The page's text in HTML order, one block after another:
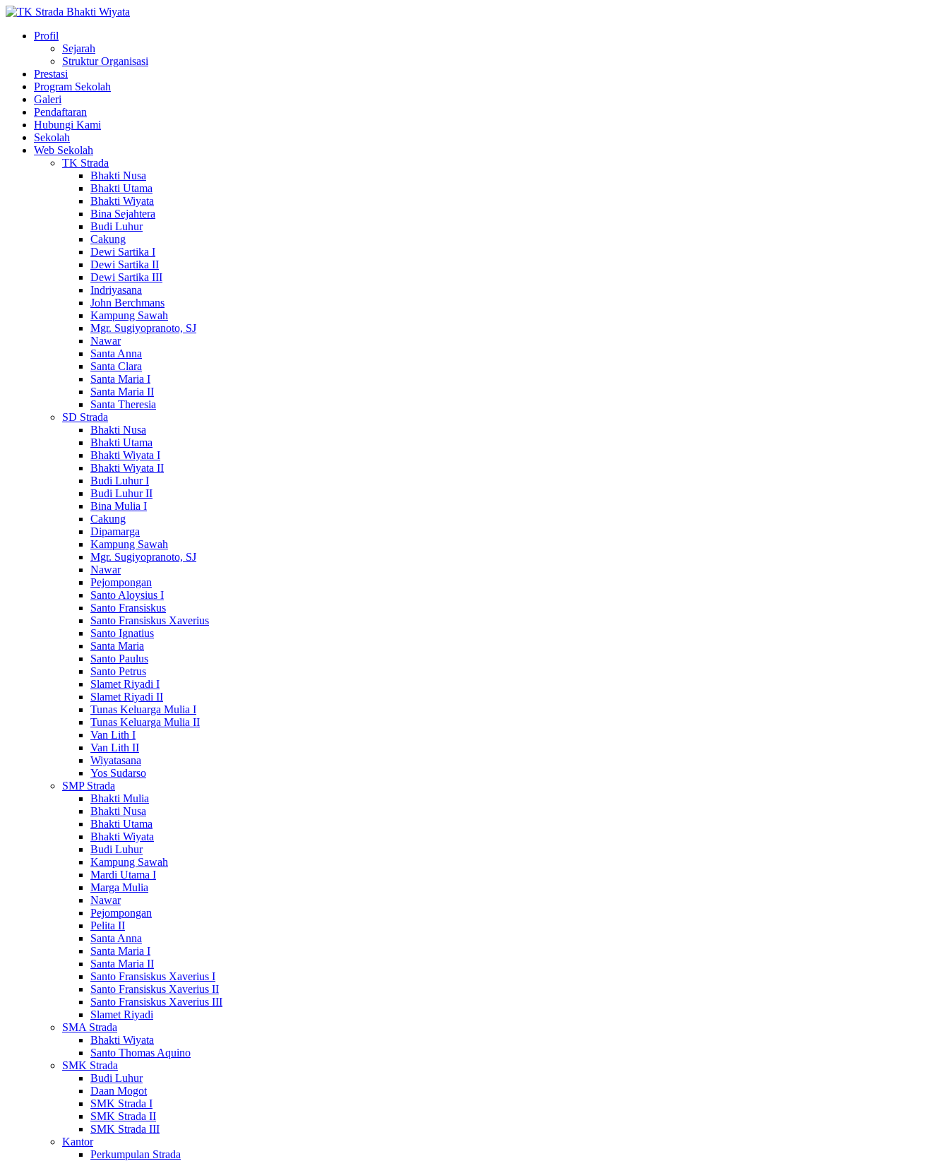
Profil
Sejarah
Struktur Organisasi
Prestasi
Program Sekolah
Galeri
Pendaftaran
Hubungi Kami
Sekolah
Web Sekolah
TK Strada
Bhakti Nusa
Bhakti Utama
Bhakti Wiyata
Bina Sejahtera
Budi Luhur
Cakung
Dewi Sartika I
Dewi Sartika II
Dewi Sartika III
Indriyasana
John Berchmans
Kampung Sawah
Mgr. Sugiyopranoto, SJ
Nawar
Santa Anna
Santa Clara
Santa Maria I
Santa Maria II
Santa Theresia
SD Strada
Bhakti Nusa
Bhakti Utama
Bhakti Wiyata I
Bhakti Wiyata II
Budi Luhur I
Budi Luhur II
Bina Mulia I
Cakung
Dipamarga
Kampung Sawah
Mgr. Sugiyopranoto, SJ
Nawar
Pejompongan
Santo Aloysius I
Santo Fransiskus
Santo Fransiskus Xaverius
Santo Ignatius
Santa Maria
Santo Paulus
Santo Petrus
Slamet Riyadi I
Slamet Riyadi II
Tunas Keluarga Mulia I
Tunas Keluarga Mulia II
Van Lith I
Van Lith II
Wiyatasana
Yos Sudarso
SMP Strada
Bhakti Mulia
Bhakti Nusa
Bhakti Utama
Bhakti Wiyata
Budi Luhur
Kampung Sawah
Mardi Utama I
Marga Mulia
Nawar
Pejompongan
Pelita II
Santa Anna
Santa Maria I
Santa Maria II
Santo Fransiskus Xaverius I
Santo Fransiskus Xaverius II
Santo Fransiskus Xaverius III
Slamet Riyadi
SMA Strada
Bhakti Wiyata
Santo Thomas Aquino
SMK Strada
Budi Luhur
Daan Mogot
SMK Strada I
SMK Strada II
SMK Strada III
Kantor
Perkumpulan Strada